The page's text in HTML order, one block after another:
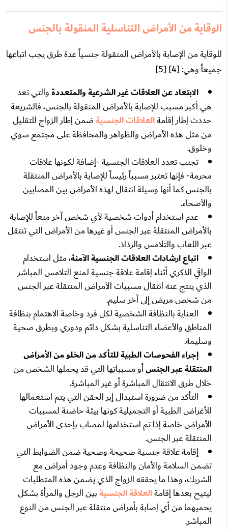
الوقاية من الأمراض التناسلية المنقولة بالجنس
للوقاية من الإصابة بالأمراض المنقولة جنسياً عدة طرق يجب اتباعها
جميعاً وهي: [4] [5]
الابتعاد عن العلاقات غير الشرعيةوالمتعددةوالتي تعد
هي أكبر مسبب للإصابة بالأمراض المنقولة بالجنس، فالشريعة
حددت إطار إقامةالعلاقات الجنسيةضمن إطار الزواج للتقليل
من مثل هذه الأمراض والظواهر والمحافظة على مجتمع سوي
وخلوق.
تجنب تعدد العلاقات الجنسية -إضافة لكونها علاقات
محرمة- فإنها تعتبر مسبباً رئيساً للإصابة بالأمراض المنتقلة
بالجنس كما أنها وسيلة انتقال لهذه الأمراض بين المصابين
والأصحاء.
عدم استخدام أدوات شخصية لأي شخص آخر منعاً للإصابة
بالأمراض المنتقلة عبر الجنس أو غيرها من الأمراض التي تنتقل
عبر اللعاب والتلامس والرذاذ.
اتباع ارشادات العلاقات الجنسية الآمنة، مثل استخدام
الواقي الذكري أثناء إقامة علاقة جنسية لمنع التلامس المباشر
الذي ينتج عنه انتقال مسببات الأمراض المنتقلة عبر الجنس
من شخص مريض إلى آخر سليم.
العناية بالنظافة الشخصية لكل فرد وخاصة الاهتمام بنظافة
المناطق والأعضاء التناسلية بشكل دائم ودوري وبطرق صحية
وسليمة.
إجراء الفحوصات الطبية للتأكد من الخلو من الأمراض
المنتقلة عبر الجنسأو مسبباتها التي قد يحملها الشخص من
خلال طرق الانتقال المباشرة أو غير المباشرة.
التأكد من ضرورة استبدال إبر الحقن التي يتم استعمالها
للأغراض الطبية أو التجميلية كونها بيئة حاضنة لمسببات
الأمراض خاصة إذا تم استخدامها لمصاب بإحدى الأمراض
المنتقلة عبر الجنس.
إقامة علاقة جنسية صحيحة وصحية ضمن الضوابط التي
تضمن السلامة والأمان والنظافة وعدم وجود أمراض مع
الشريك، وهذا ما يحققه الزواج الذي يضمن هذه المتطلبات
ليتيح بعدها إقامةالعلاقة الجنسيةبين الرجل والمرأة بشكل
يحميهما من أي إصابة بأمراض منتقلة عبر الجنس من النوع
المباشر.